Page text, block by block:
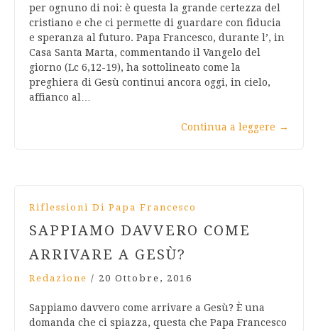
per ognuno di noi: è questa la grande certezza del
cristiano e che ci permette di guardare con fiducia
e speranza al futuro. Papa Francesco, durante l’, in
Casa Santa Marta, commentando il Vangelo del
giorno (Lc 6,12-19), ha sottolineato come la
preghiera di Gesù continui ancora oggi, in cielo,
affianco al…
Continua a leggere →
Riflessioni Di Papa Francesco
SAPPIAMO DAVVERO COME
ARRIVARE A GESÙ?
Redazione / 20 Ottobre, 2016
Sappiamo davvero come arrivare a Gesù? È una
domanda che ci spiazza, questa che Papa Francesco